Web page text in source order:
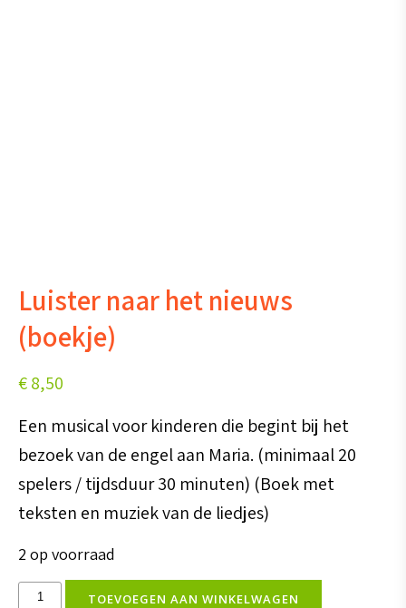
Luister naar het nieuws
(boekje)
€8,50
Een musical voor kinderen die begint bij het
bezoek van de engel aan Maria. (minimaal 20
spelers / tijdsduur 30 minuten) (Boek met
teksten en muziek van de liedjes)
2 op voorraad
Luister
TOEVOEGEN AAN WINKELWAGEN